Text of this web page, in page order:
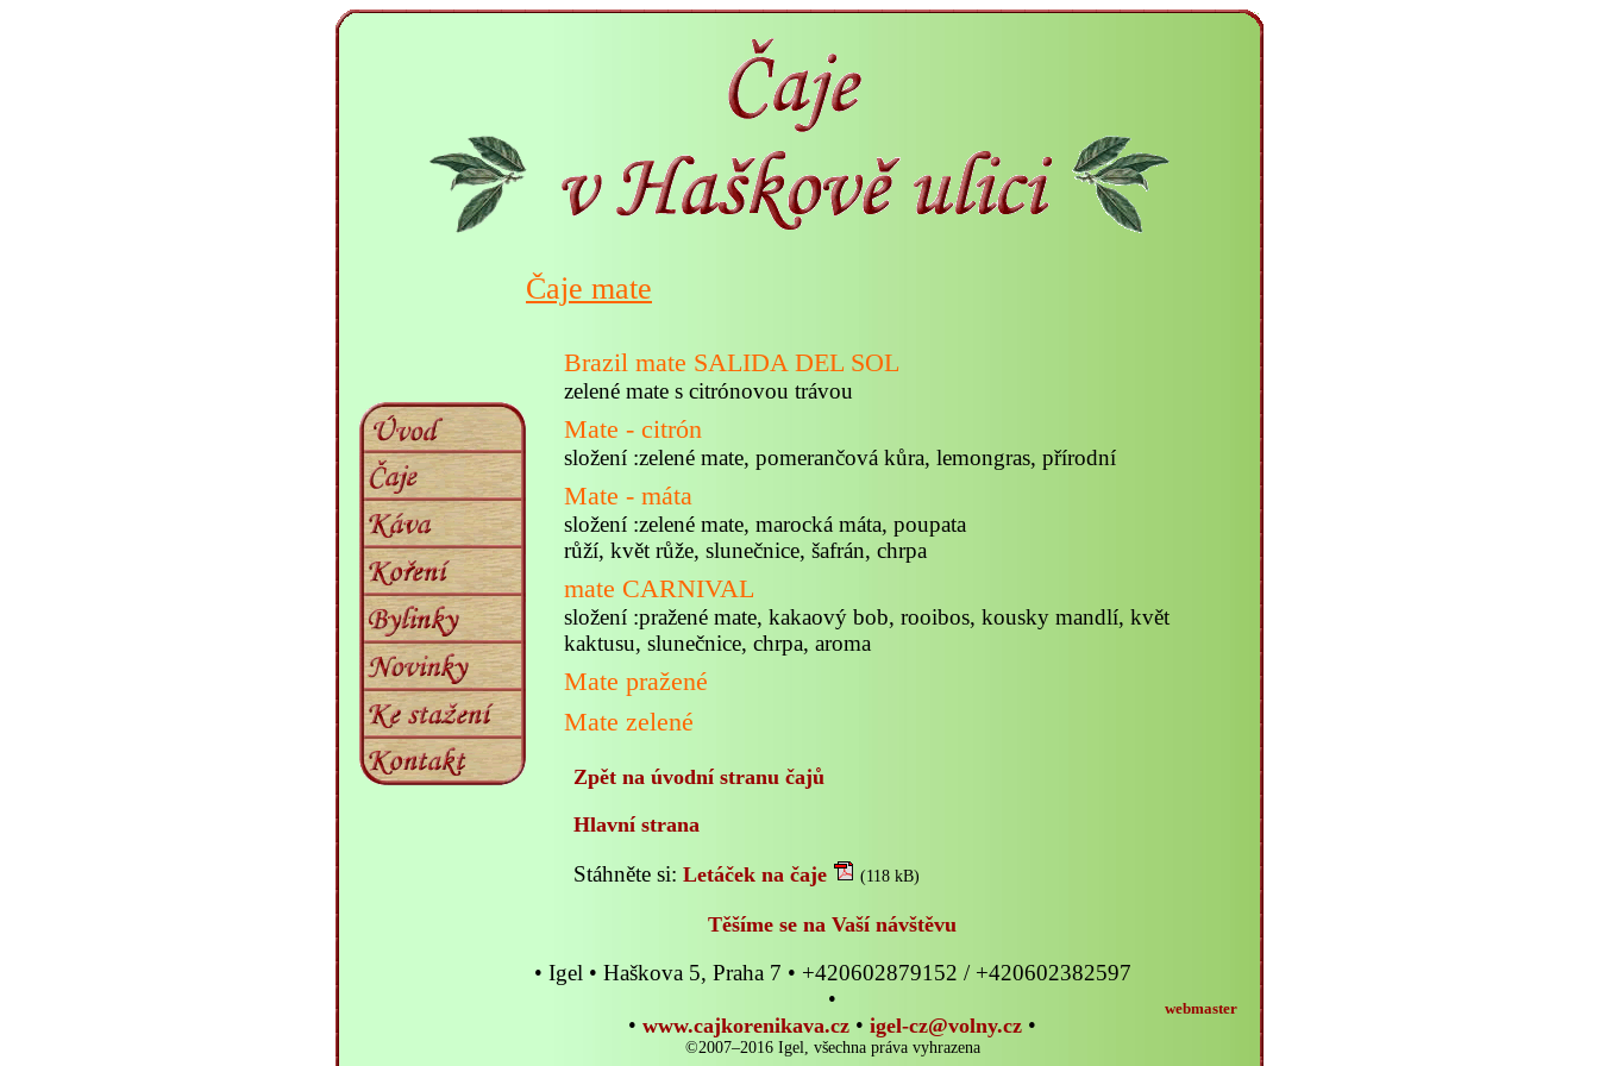
Čaje mate
Brazil mate SALIDA DEL SOL
zelené mate s citrónovou trávou
Mate - citrón
složení :zelené mate, pomerančová kůra, lemongras, přírodní
Mate - máta
složení :zelené mate, marocká máta, poupata
růží, květ růže, slunečnice, šafrán, chrpa
mate CARNIVAL
složení :pražené mate, kakaový bob, rooibos, kousky mandlí, květ
kaktusu, slunečnice, chrpa, aroma
Mate pražené
Mate zelené
Zpět na úvodní stranu čajů
Hlavní strana
Stáhněte si: Letáček na čaje (118 kB)
Těšíme se na Vaší návštěvu
• Igel • Haškova 5, Praha 7 • +420602879152 / +420602382597
•
• www.cajkorenikava.cz • igel-cz@volny.cz •
©2007–2016 Igel, všechna práva vyhrazena
webmaster